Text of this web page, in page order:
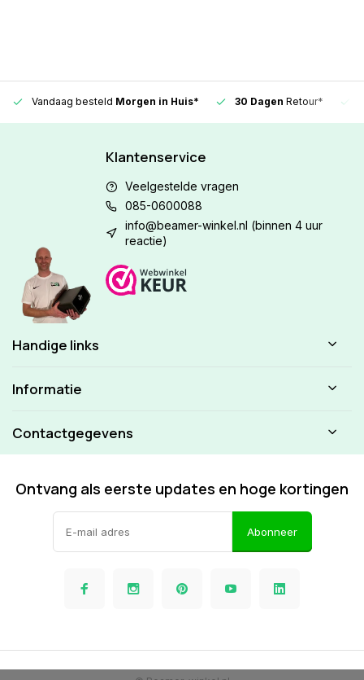
Vandaag besteld Morgen in Huis* 30 Dagen Retour*
Klantenservice
Veelgestelde vragen
085-0600088
info@beamer-winkel.nl (binnen 4 uur
reactie)
Handige links
Informatie
Contactgegevens
Ontvang als eerste updates en hoge kortingen
Abonneer